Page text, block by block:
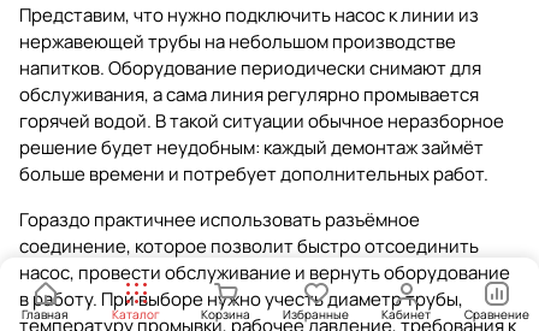
Представим, что нужно подключить насос к линии из
нержавеющей трубы на небольшом производстве
напитков. Оборудование периодически снимают для
обслуживания, а сама линия регулярно промывается
горячей водой. В такой ситуации обычное неразборное
решение будет неудобным: каждый демонтаж займёт
больше времени и потребует дополнительных работ.
Гораздо практичнее использовать разъёмное
соединение, которое позволит быстро отсоединить
насос, провести обслуживание и вернуть оборудование
в работу. При выборе нужно учесть диаметр трубы,
температуру промывки, рабочее давление, требования к
Главная Каталог Корзина Избранные Кабинет Сравнение